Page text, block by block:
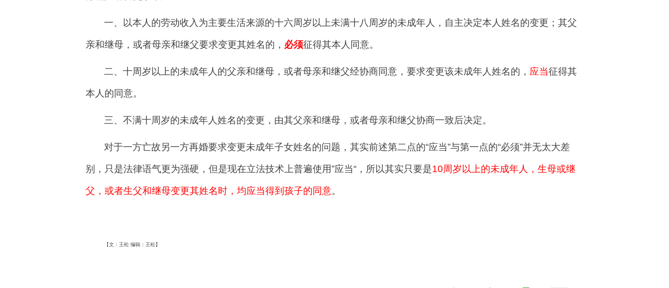
一、 以本人的劳动收入为主要生活来源的十六周岁以上未满十八周岁的未成年人，自主决定本人姓名的变更；其父
亲和继母，或者母亲和继父要求变更其姓名的， 必须征得其本人同意。
二、 十周岁以上的未成年人的父亲和继母，或者母亲和继父经协商同意，要求变更该未成年人姓名的， 应当征得其
本人的同意。
三、 不满十周岁的未成年人姓名的变更，由其父亲和继母，或者母亲和继父协商一致后决定。
对于一方亡故另一方再婚要求变更未成年子女姓名的问题，其实前述第二点的“应当”与第一点的“必须”并无太大差
别，只是法律语气更为强硬，但是现在立法技术上普遍使用”应当“，所以其实只要是10周岁以上的未成年人，生母或继
父，或者生父和继母变更其姓名时，均应当得到孩子的同意。
【文：王松 编辑：王松】